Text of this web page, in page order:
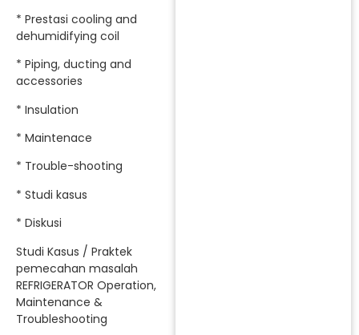
* Prestasi cooling and
dehumidifying coil
* Piping, ducting and
accessories
* Insulation
* Maintenace
* Trouble-shooting
* Studi kasus
* Diskusi
Studi Kasus / Praktek
pemecahan masalah
REFRIGERATOR Operation,
Maintenance &
Troubleshooting